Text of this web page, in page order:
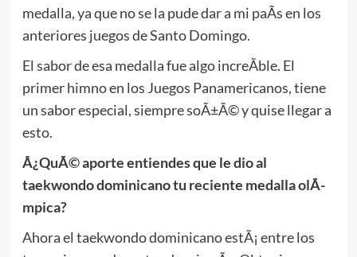
medalla, ya que no se la pude dar a mi paÃ­s en los
anteriores juegos de Santo Domingo.
El sabor de esa medalla fue algo increÃ­ble. El
primer himno en los Juegos Panamericanos, tiene
un sabor especial, siempre soÃ±Ã© y quise llegar a
esto.
Â¿QuÃ© aporte entiendes que le dio al
taekwondo dominicano tu reciente medalla olÃ­
mpica?
Ahora el taekwondo dominicano estÃ¡ entre los